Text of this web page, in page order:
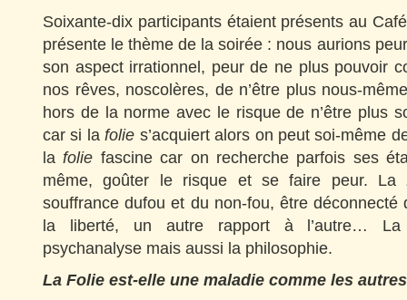
Soixante-dix participants étaient présents au
présente le thème de la soirée : nous aurions
son aspect irrationnel, peur de ne plus pouvoir
nos rêves, noscolères, de n’être plus nous-
hors de la norme avec le risque de n’être plus
car si lafolie s’acquiert alors on peut soi-même
lafolie fascine car on recherche parfois ses
même, goûter le risque et se faire peur. La
souffrance dufou et du non-fou, être déconnecté
la liberté, un autre rapport à l’autre…
psychanalyse mais aussi la philosophie.
La Folie est-elle une maladie comme les